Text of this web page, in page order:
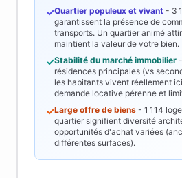
✓Quartier populeux et vivant - 3
garantissent la présence de
transports. Un quartier animé
maintient la valeur de votre bien.
✓Stabilité du marché immobilier -
résidences principales (vs
les habitants vivent réellement
demande locative pérenne et
✓Large offre de biens - 1 114
quartier signifient diversité
opportunités d'achat variées
différentes surfaces).